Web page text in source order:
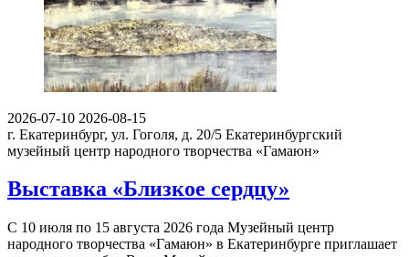
2026-07-10 2026-08-15
г. Екатеринбург, ул. Гоголя, д. 20/5 Екатеринбургский
музейный центр народного творчества «Гамаюн»
Выставка «Близкое сердцу»
С 10 июля по 15 августа 2026 года Музейный центр
народного творчества «Гамаюн» в Екатеринбурге приглашает